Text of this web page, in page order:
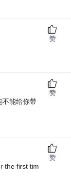
赞
不能给你带
赞
the first tim
赞